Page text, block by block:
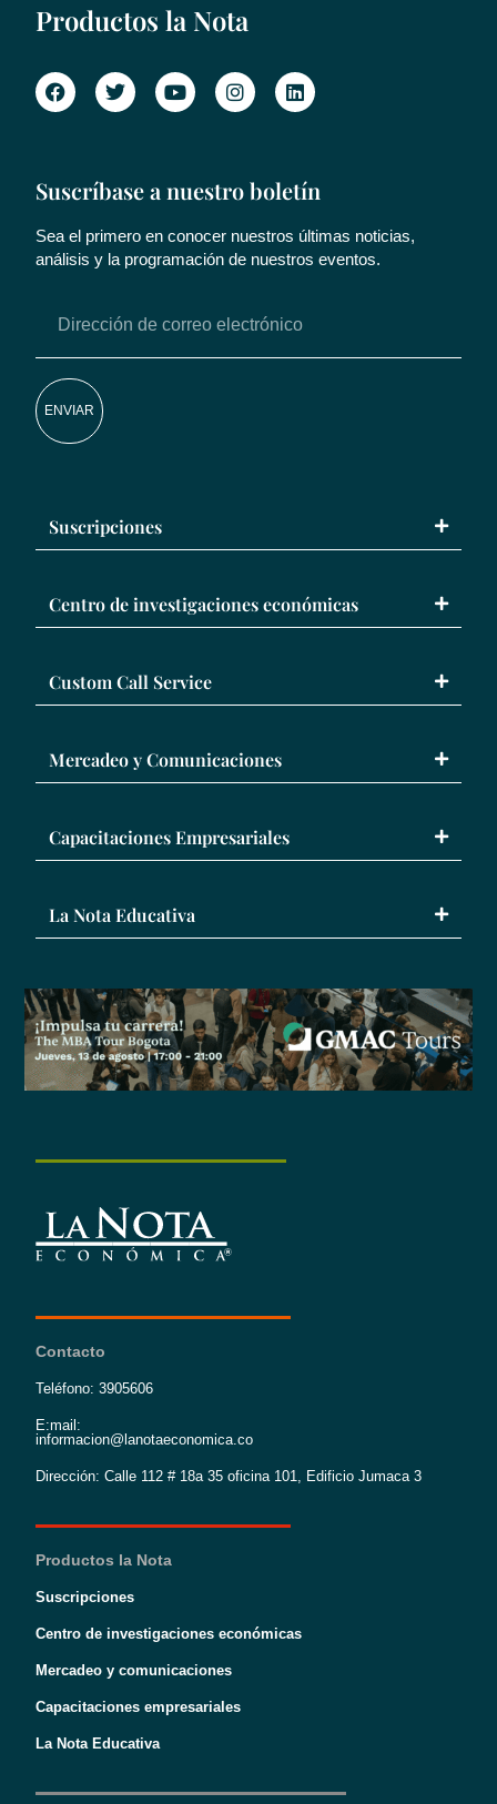
Productos la Nota
Suscríbase a nuestro boletín
Sea el primero en conocer nuestros últimas noticias,
análisis y la programación de nuestros eventos.
ENVIAR
Suscripciones
Centro de investigaciones económicas
Custom Call Service
Mercadeo y Comunicaciones
Capacitaciones Empresariales
La Nota Educativa
Contacto
Teléfono: 3905606
E:mail:
informacion@lanotaeconomica.co
Dirección: Calle 112 # 18a 35 oficina 101, Edificio Jumaca 3
Productos la Nota
Suscripciones
Centro de investigaciones económicas
Mercadeo y comunicaciones
Capacitaciones empresariales
La Nota Educativa